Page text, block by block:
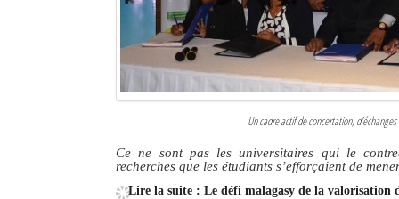
Les Petites Annonces
La Tribune de Diego en PDF
Un cadre actif de concertation,
Ce ne sont pas les universitaires qui le
recherches que les étudiants s’efforçaient de
Lire la suite : Le défi malagasy de la valorisation